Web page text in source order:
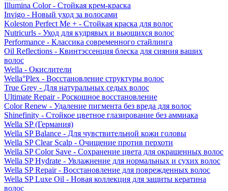
Illumina Color - Стойкая крем-краска
Invigo - Новый уход за волосами
Koleston Perfect Me + - Стойкая краска для волос
Nutricurls - Уход для кудрявых и вьющихся волос
Performance - Классика современного стайлинга
Oil Reflections - Квинтэссенция блеска для сияния ваших
волос
Wella - Окислители
Wella°Plex - Восстановление структуры волос
True Grey - Для натуральных седых волос
Ultimate Repair - Роскошное восстановление
Color Renew - Удаление пигмента без вреда для волос
Shinefinity - Стойкое цветное глазирование без аммиака
Wella SP (Германия)
Wella SP Balance - Для чувствительной кожи головы
Wella SP Clear Scalp - Очищение против перхоти
Wella SP Color Save - Сохранение цвета для окрашенных волос
Wella SP Hydrate - Увлажнение для нормальных и сухих волос
Wella SP Repair - Восстановление для поврежденных волос
Wella SP Luxe Oil - Новая коллекция для защиты кератина
волос